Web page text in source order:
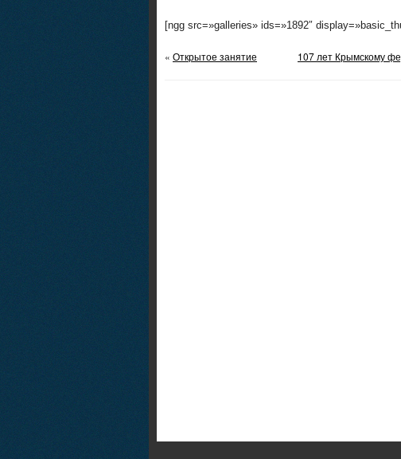
[ngg src=»galleries» ids=»1892″
« Открытое занятие 107 лет Крымскому